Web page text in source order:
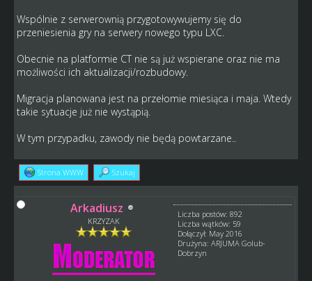
Wspólnie z serwerownią przygotowywujemy się do
przeniesienia gry na serwery nowego typu LXC.
Obecnie na platformie CT nie są już wspierane oraz nie ma
możliwości ich aktualizacji/rozbudowy.
Migracja planowana jest na przełomie miesiąca i maja. Wtedy
takie sytuacje już nie wystąpią.
W tym przypadku, zawody nie będą powtarzane..
Strona WWW Szukaj
Arkadiusz
KRZYZAK
Liczba postów: 892
Liczba wątków: 59
Dołączył: May 2016
Drużyna: ARJUMA Golub-
Dobrzyn